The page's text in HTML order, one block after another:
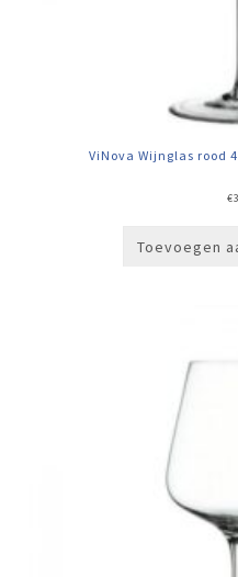
ViNova Wijnglas rood
€
Toevoegen